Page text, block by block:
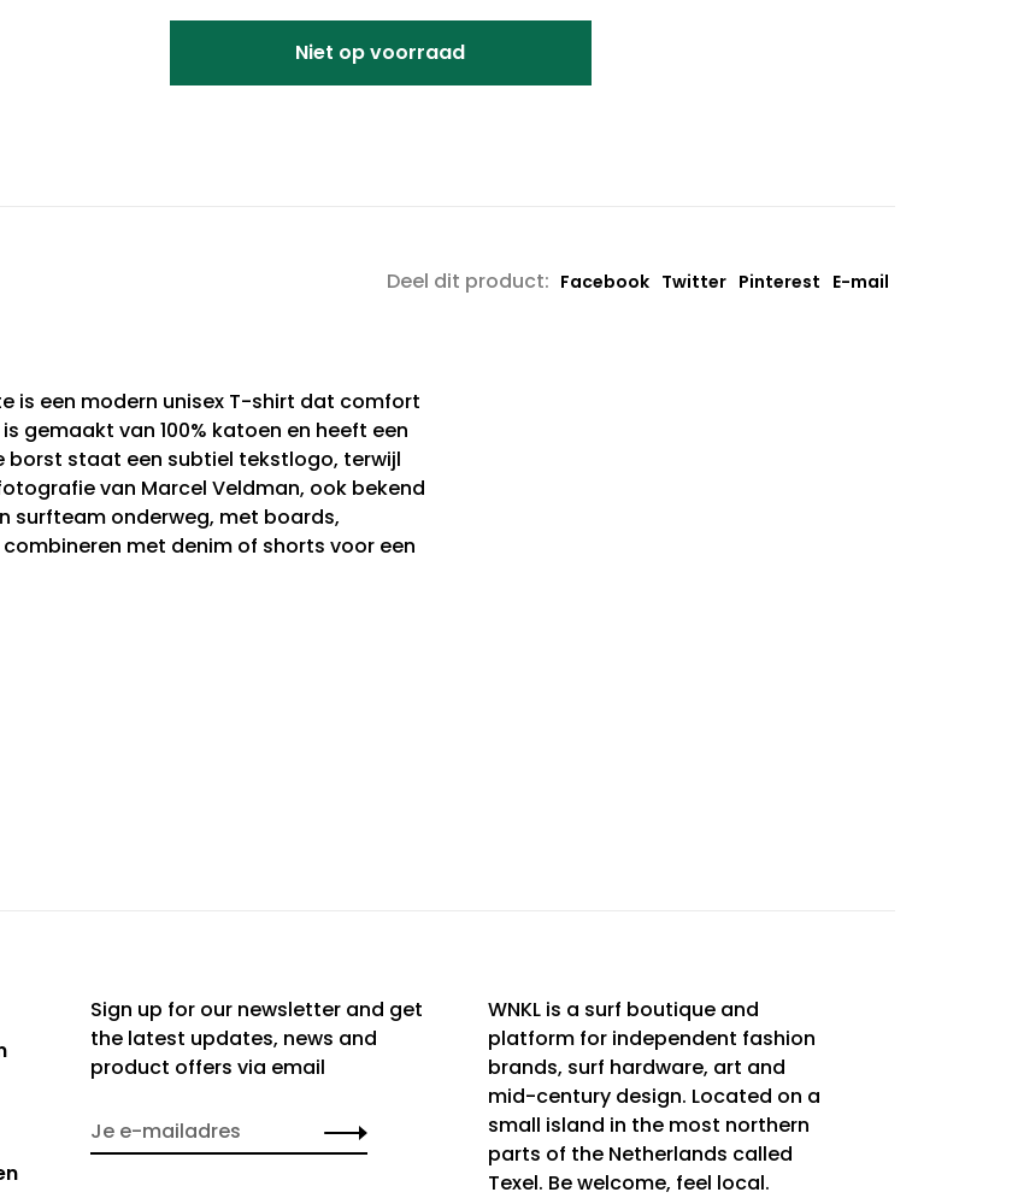
Niet op voorraad
Deel dit product: Facebook Twitter Pinterest E-mail
is een modern unisex T-shirt dat comfort
gemaakt van 100% katoen en heeft een
borst staat een subtiel tekstlogo, terwijl
van Marcel Veldman, ook bekend
surfteam onderweg, met boards,
met denim of shorts voor een
Sign up for our newsletter and get
the latest updates, news and
product offers via email
WNKL is a surf boutique and
platform for independent fashion
brands, surf hardware, art and
mid-century design. Located on a
small island in the most northern
parts of the Netherlands called
Texel. Be welcome, feel local.